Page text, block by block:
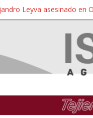
Leyva asesinado en
Oaxaca de nuevo
detienen la extracción
afecta a Salina
CON SÍNDROME DE